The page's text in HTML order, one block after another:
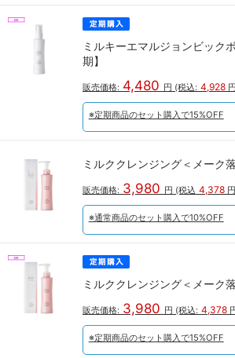
ミルキーエマルジョンビック
期】
販売価格: 4,480 円 (税込: 4,928 円
※定期商品のセット購入で15%OFF
ミルククレンジング＜メーク
販売価格: 3,980 円 (税込 4,378 円
※通常商品のセット購入で10%OFF
ミルククレンジング＜メーク
販売価格: 3,980 円 (税込: 4,378
※定期商品のセット購入で15%OFF